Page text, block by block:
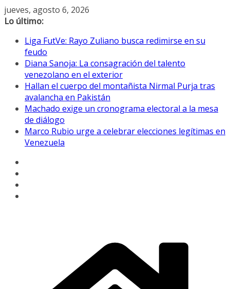
Saltar
al
jueves, agosto 6, 2026
Lo último:
Liga FutVe: Rayo Zuliano busca redimirse en su
feudo
Diana Sanoja: La consagración del talento
venezolano en el exterior
Hallan el cuerpo del montañista Nirmal Purja tras
avalancha en Pakistán
Machado exige un cronograma electoral a la mesa
de diálogo
Marco Rubio urge a celebrar elecciones legítimas en
Venezuela